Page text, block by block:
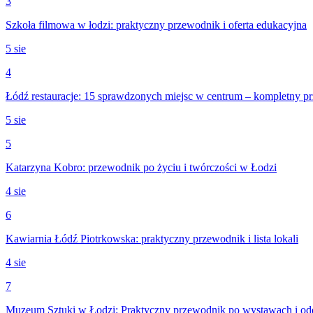
Szkoła filmowa w łodzi: praktyczny przewodnik i oferta edukacyjna
5 sie
4
Łódź restauracje: 15 sprawdzonych miejsc w centrum – kompletny
5 sie
5
Katarzyna Kobro: przewodnik po życiu i twórczości w Łodzi
4 sie
6
Kawiarnia Łódź Piotrkowska: praktyczny przewodnik i lista lokali
4 sie
7
Muzeum Sztuki w Łodzi: Praktyczny przewodnik po wystawach i